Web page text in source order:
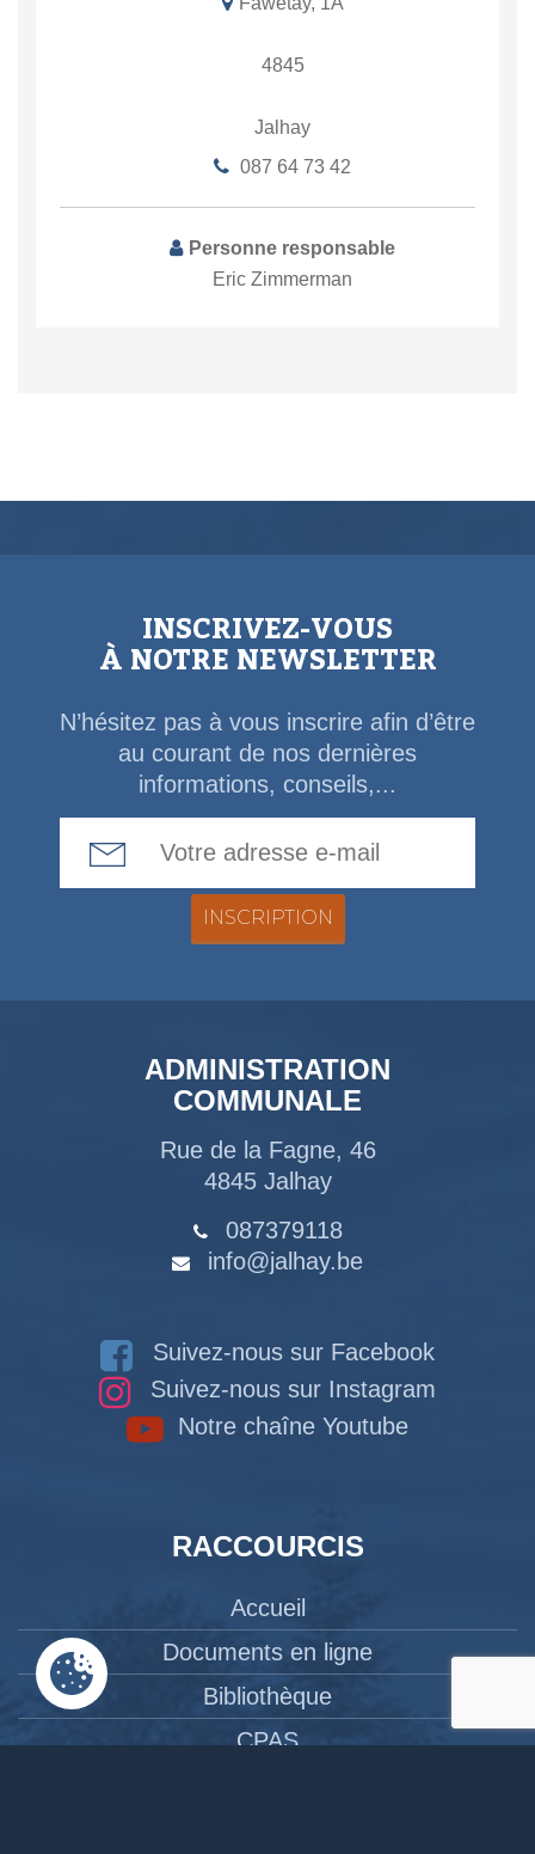
4845
Jalhay
087 64 73 42
Personne responsable
Eric Zimmerman
INSCRIVEZ-VOUS
À NOTRE NEWSLETTER
N’hésitez pas à vous inscrire afin d’être
au courant de nos dernières
informations, conseils,...
ADMINISTRATION
COMMUNALE
Rue de la Fagne, 46
4845 Jalhay
087379118
info@jalhay.be
Suivez-nous sur Facebook
Suivez-nous sur Instagram
Notre chaîne Youtube
RACCOURCIS
Accueil
Documents en ligne
Bibliothèque
CPAS